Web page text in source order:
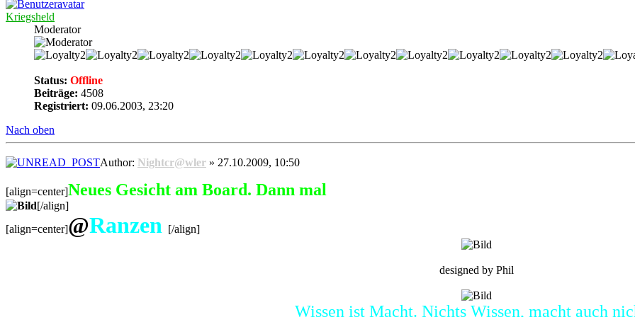
Kriegsheld
Moderator
Status: Offline
Beiträge: 4508
Registriert: 09.06.2003, 23:20
Nach oben
Author: Nightcr@wler » 27.10.2009, 10:50
[align=center]Neues Gesicht am Board. Dann mal
[/align]
[align=center]@Ranzen [/align]
designed by Phil
Wissen ist Macht. Nichts Wissen, macht auch